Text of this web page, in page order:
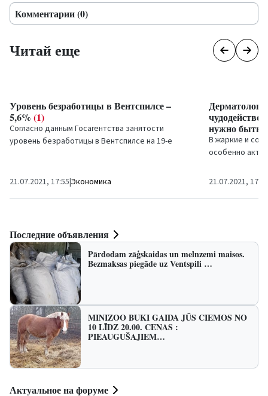
Комментарии (0)
Читай еще
Уровень безработицы в Вентспилсе –
5,6% (1)
Согласно данным Госагентства занятости
уровень безработицы в Вентспилсе на 19-е
21.07.2021, 17:55|Экономика
Дерматолог
нужно быть
В жаркие и
особенно
21.07.2021, 17:25
Последние объявления
Pārdodam zāģskaidas un melnzemi maisos.
Bezmaksas piegāde uz Ventspili …
MINIZOO BUKI GAIDA JŪS CIEMOS NO
10 LĪDZ 20.00. CENAS :
PIEAUGUŠAJIEM…
Актуальное на форуме